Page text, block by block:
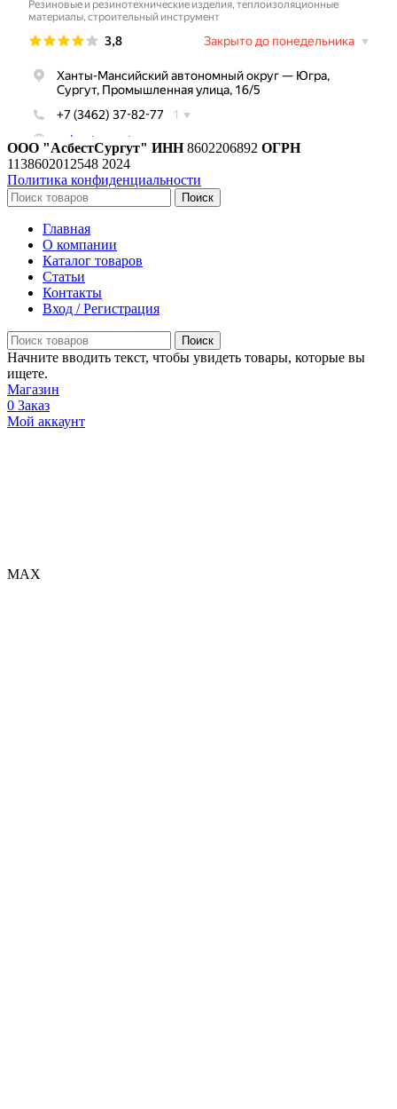
ООО "АсбестСургут" ИНН8602206892 ОГРН
1138602012548 2024
Политика конфиденциальности
Поиск
Главная
О компании
Каталог товаров
Статьи
Контакты
Вход / Регистрация
Поиск
Начните вводить текст, чтобы увидеть товары, которые вы
ищете.
Магазин
0 Заказ
Мой аккаунт
МАХ